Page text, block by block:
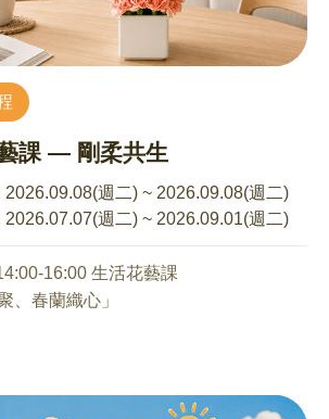
課 — 剛柔共生
2026.09.08(週二) ~ 2026.09.08(週二)
2026.07.07(週二) ~ 2026.09.01(週二)
16:00 生活花藝課
、春蘭織心」